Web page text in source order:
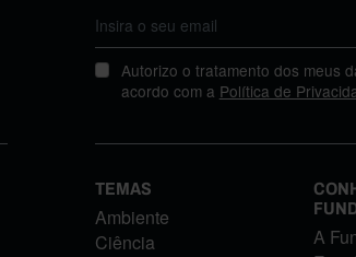
Autorizo o tratamento dos meus
acordo com a Política de
TEMAS
Ambiente
Ciência
A